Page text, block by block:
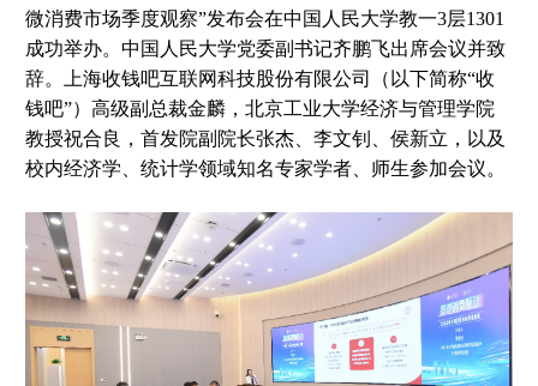
微消费市场季度观察”发布会在中国人民大学教一3层1301
成功举办。中国人民大学党委副书记齐鹏飞出席会议并致
辞。上海收钱吧互联网科技股份有限公司（以下简称“收
钱吧”）高级副总裁金麟，北京工业大学经济与管理学院
教授祝合良，首发院副院长张杰、李文钊、侯新立，以及
校内经济学、统计学领域知名专家学者、师生参加会议。